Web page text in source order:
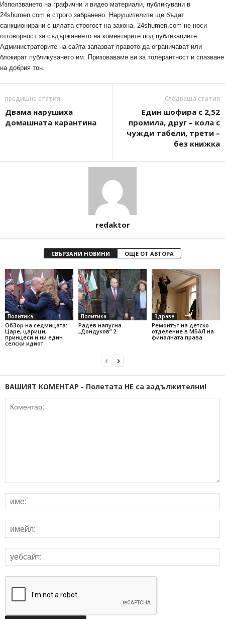
Използването на графични и видео материали, публикувани в
24shumen.com е строго забранено. Нарушителите ще бъдат
санкционирани с цялата строгост на закона. 24shumen.com не носи
отговорност за съдържанието на коментарите под публикациите.
Администраторите на сайта запазват правото да ограничават или
блокират публикуването им. Призоваваме ви за толерантност и спазване
на добрия тон.
предишна статия
Двама нарушиха
домашната карантина
Следваща статия
Един шофира с 2,52
промила, друг – кола с
чужди табели, трети –
без книжка
redaktor
СВЪРЗАНИ НОВИНИ ОЩЕ ОТ АВТОРА
Политика
ОбЗор на седмицата:
Царе, царици,
принцеси и ни един
селски идиот
Политика
Радев напусна
„Дондуков“ 2
Здраве
Ремонтът на детско
отделение в МБАЛ на
финалната права
ВАШИЯТ КОМЕНТАР - Полетата НЕ са задължителни!